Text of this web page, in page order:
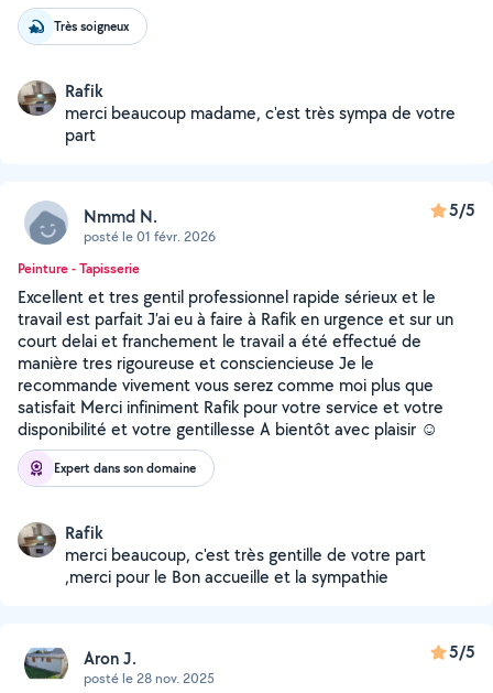
Très soigneux
Rafik
merci beaucoup madame, c'est très sympa de votre
part
Nmmd N.
posté le 01 févr. 2026
5/5
Peinture - Tapisserie
Excellent et tres gentil professionnel rapide sérieux et le
travail est parfait J’ai eu à faire à Rafik en urgence et sur un
court delai et franchement le travail a été effectué de
manière tres rigoureuse et consciencieuse Je le
recommande vivement vous serez comme moi plus que
satisfait Merci infiniment Rafik pour votre service et votre
disponibilité et votre gentillesse A bientôt avec plaisir ☺️
Expert dans son domaine
Rafik
merci beaucoup, c'est très gentille de votre part
,merci pour le Bon accueille et la sympathie
Aron J.
posté le 28 nov. 2025
5/5